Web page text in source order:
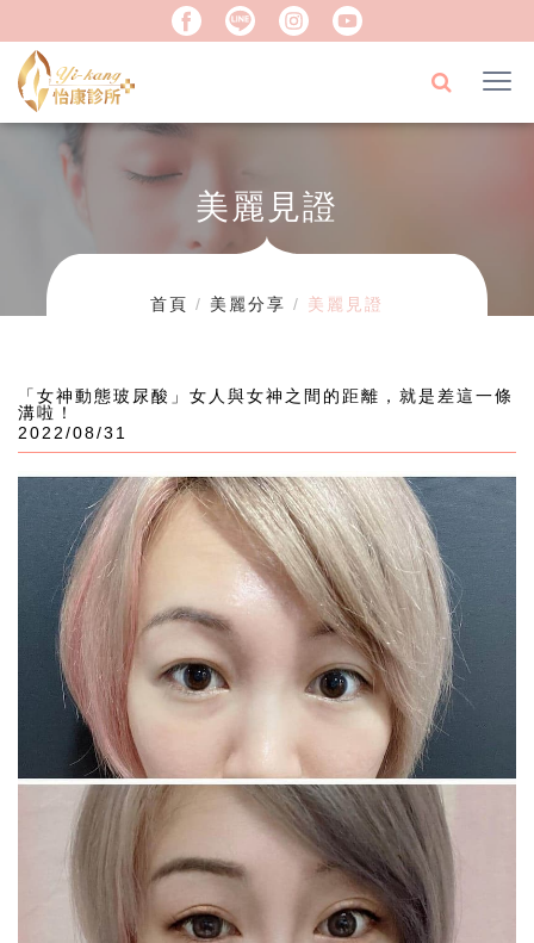
美麗見證
首頁 美麗分享 美麗見證
「女神動態玻尿酸」女人與女神之間的距離，就是差這一條
溝啦！
2022/08/31